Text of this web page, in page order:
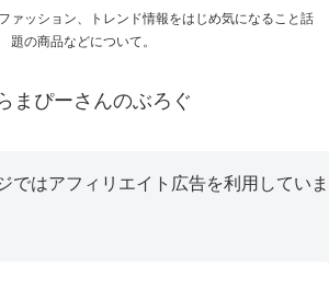
ァッション、トレンド情報をはじめ気になること話
題の商品などについて。
まぴーさんのぶろぐ
ではアフィリエイト広告を利用していま